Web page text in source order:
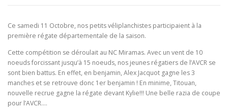
REGATES ALBUMS PHOTO
PLANNING DES COURS REVUES DE PRESSE
Ce samedi 11 Octobre, nos petits véliplanchistes participaient à la
première régate départementale de la saison.
Cette compétition se déroulait au NC Miramas. Avec un vent de 10
noeuds forcissant jusqu’à 15 noeuds, nos jeunes régatiers de l’AVCR se
sont bien battus. En effet, en benjamin, Alex Jacquot gagne les 3
manches et se retrouve donc 1er benjamin ! En minime, Titouan,
nouvelle recrue gagne la régate devant Kylie!!! Une belle razia de coupe
pour l’AVCR….